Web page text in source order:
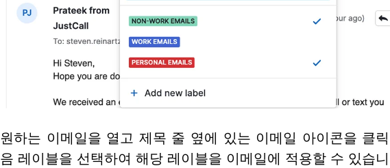
원하는 이메일을 열고 제목 줄 옆에 있는 이메일 아이콘을 클
음 레이블을 선택하여 해당 레이블을 이메일에 적용할 수 있습